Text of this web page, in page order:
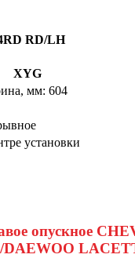
RD/LH
XYG
мм: 604
установки
опускное
DAEWOO